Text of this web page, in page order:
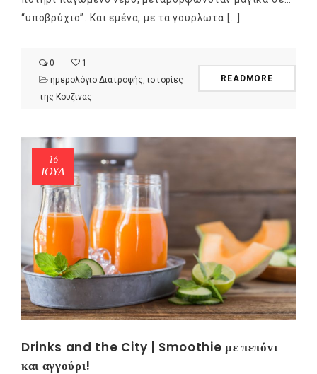
“υποβρύχιο”. Και εμένα, με τα γουρλωτά […]
0
1
ημερολόγιο Διατροφής, ιστορίες
της Κουζίνας
READMORE
16
ΙΟΎΛ
Drinks and the City | Smoothie με πεπόνι
και αγγούρι!